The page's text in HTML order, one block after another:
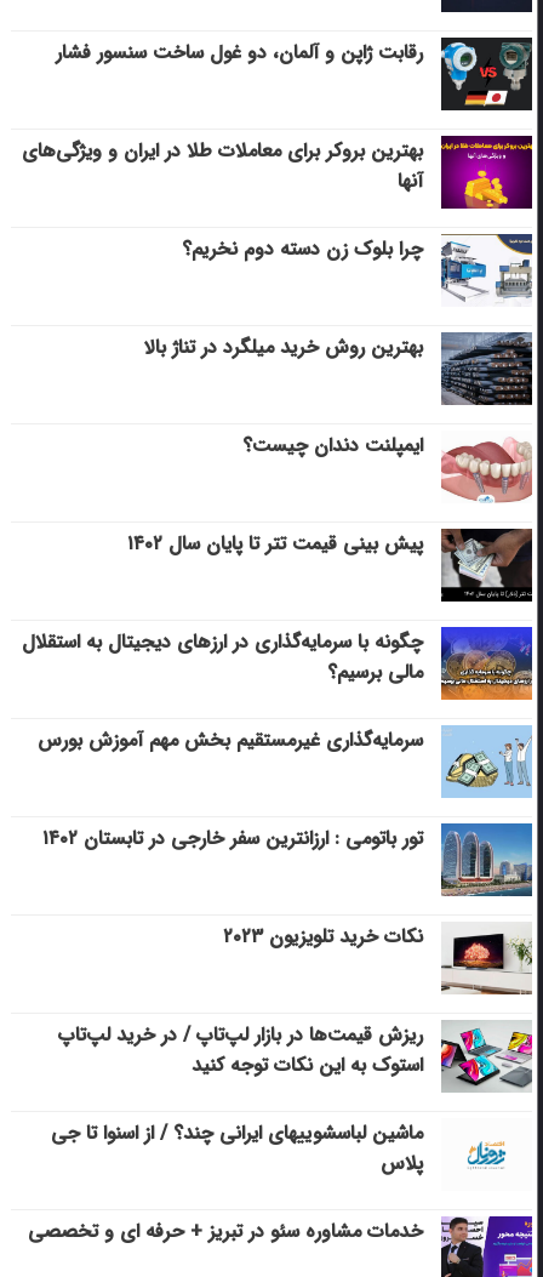
رقابت ژاپن و آلمان، دو غول ساخت سنسور فشار
بهترین بروکر برای معاملات طلا در ایران و ویژگی‌های
آنها
چرا بلوک زن دسته دوم نخریم؟
بهترین روش خرید میلگرد در تناژ بالا
ایمپلنت دندان چیست؟
پیش بینی قیمت تتر تا پایان سال ۱۴۰۲
چگونه با سرمایه‌گذاری در ارزهای دیجیتال به استقلال
مالی برسیم؟
سرمایه‌گذاری غیرمستقیم بخش مهم آموزش بورس
تور باتومی : ارزانترین سفر خارجی در تابستان ۱۴۰۲
نکات خرید تلویزیون ۲۰۲۳
ریزش قیمت‌ها در بازار لپ‌تاپ / در خرید لپ‌تاپ
استوک به این نکات توجه کنید
ماشین لباسشویی‎های ایرانی چند؟ / از اسنوا تا جی
پلاس
خدمات مشاوره سئو در تبریز + حرفه ای و تخصصی